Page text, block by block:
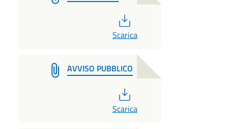
Scarica
AVVISO PUBBLICO
Scarica